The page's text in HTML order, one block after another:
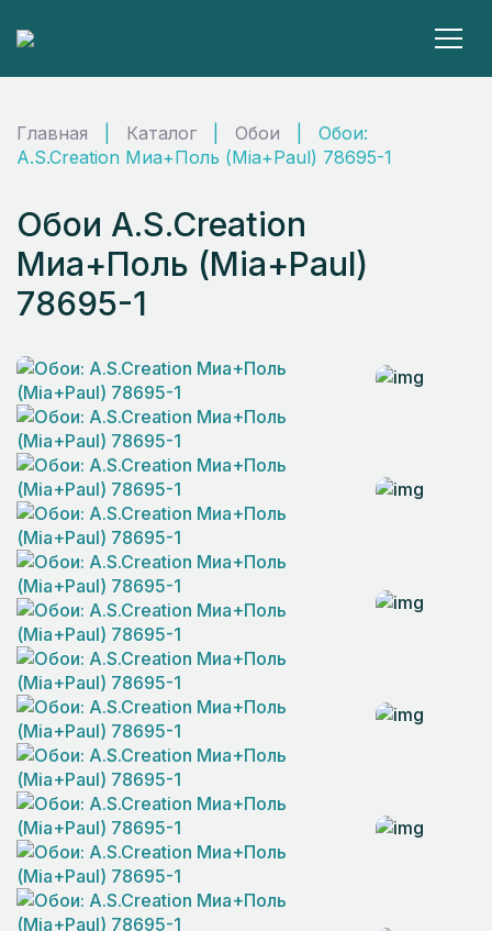
Главная Каталог Обои
Обои:
A.S.Creation Миа+Поль (Mia+Paul) 78695-1
Обои A.S.Creation
Миа+Поль (Mia+Paul)
78695-1